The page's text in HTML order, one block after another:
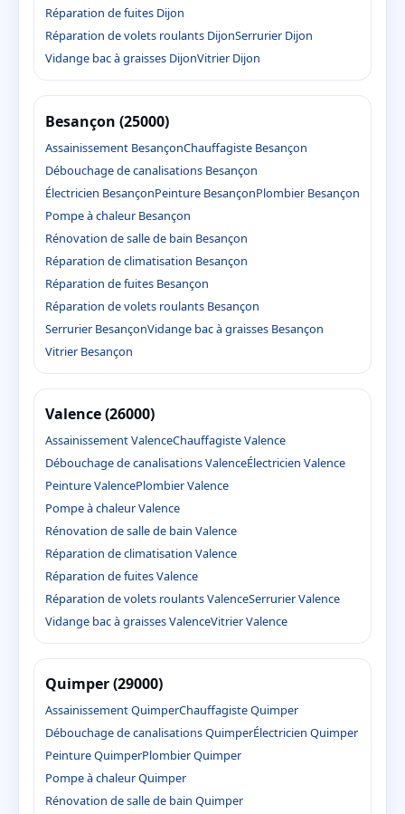
Réparation de fuites Dijon
Réparation de volets roulants DijonSerrurier Dijon
Vidange bac à graisses DijonVitrier Dijon
Besançon (25000)
Assainissement BesançonChauffagiste Besançon
Débouchage de canalisations Besançon
Électricien BesançonPeinture BesançonPlombier Besançon
Pompe à chaleur Besançon
Rénovation de salle de bain Besançon
Réparation de climatisation Besançon
Réparation de fuites Besançon
Réparation de volets roulants Besançon
Serrurier BesançonVidange bac à graisses Besançon
Vitrier Besançon
Valence (26000)
Assainissement ValenceChauffagiste Valence
Débouchage de canalisations ValenceÉlectricien Valence
Peinture ValencePlombier Valence
Pompe à chaleur Valence
Rénovation de salle de bain Valence
Réparation de climatisation Valence
Réparation de fuites Valence
Réparation de volets roulants ValenceSerrurier Valence
Vidange bac à graisses ValenceVitrier Valence
Quimper (29000)
Assainissement QuimperChauffagiste Quimper
Débouchage de canalisations QuimperÉlectricien Quimper
Peinture QuimperPlombier Quimper
Pompe à chaleur Quimper
Rénovation de salle de bain Quimper